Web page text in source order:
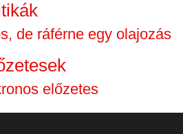
de ráférne egy olajozás
előzetes